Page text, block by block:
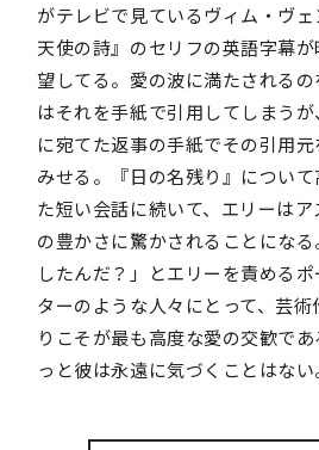
がテレビで見ているヴィム・ヴ
天使の詩』のセリフの英語字幕
望してる。愛の波に満たされる
はそれを手紙で引用してしまう
に宛てた返事の手紙でその引用
みせる。『日の名残り』につい
た短い会話に続いて、エリーは
の豊かさに驚かされることにな
したんだ？」とエリーを責める
ターのような人々にとって、芸
りこそが最も高度な愛の交歓で
っと彼は永遠に気づくことはない